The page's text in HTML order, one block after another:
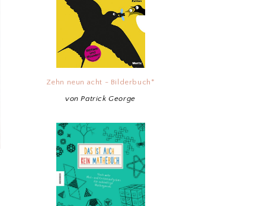
Zehn neun acht - Bilderbuch*
von Patrick George